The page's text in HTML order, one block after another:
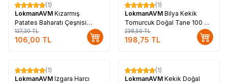
%17
(1)
LokmanAVM Kızarmış
Patates Baharatı Çeşnisi
Karışımı 100 Gr Paket
127,20TL
106,00 TL
%17
(1)
LokmanAVM Bilya Kekik
Tomurcuk Doğal Tane 100 Gr
Paket
238,50TL
198,75 TL
%17
(1)
LokmanAVM Izgara Harcı
%17
(1)
LokmanAVM Kekik Doğal